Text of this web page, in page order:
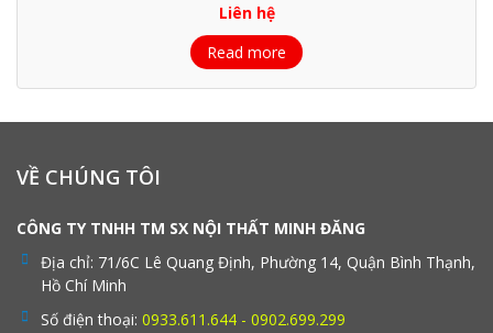
Liên hệ
Read more
VỀ CHÚNG TÔI
CÔNG TY TNHH TM SX NỘI THẤT MINH ĐĂNG
Địa chỉ: 71/6C Lê Quang Định, Phường 14, Quận Bình Thạnh,
Hồ Chí Minh
Số điện thoại: 0933.611.644 - 0902.699.299